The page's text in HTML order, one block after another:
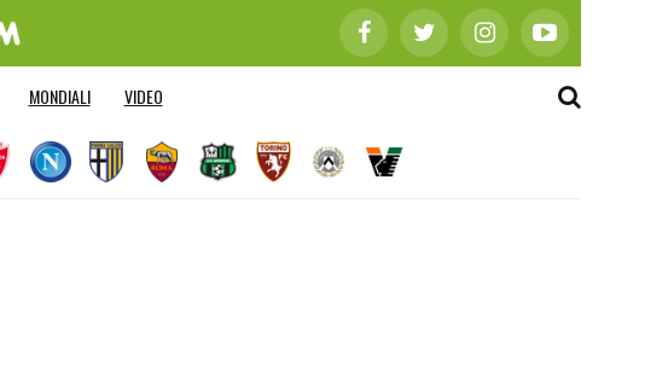
MONDIALI VIDEO